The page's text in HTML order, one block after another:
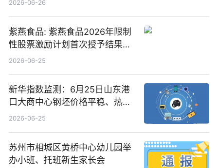
2026-06-26
紫燕食品: 紫燕食品2026年限制
性股票激励计划首次授予结果公
告-微资讯
2026-06-25
新华指数监测：6月25日山东港
口大商中心钢坯价格平稳、热轧
C料价格微幅下跌
2026-06-25
苏州市相城区黄桥中心幼儿园举
办小班、托班新生家长会